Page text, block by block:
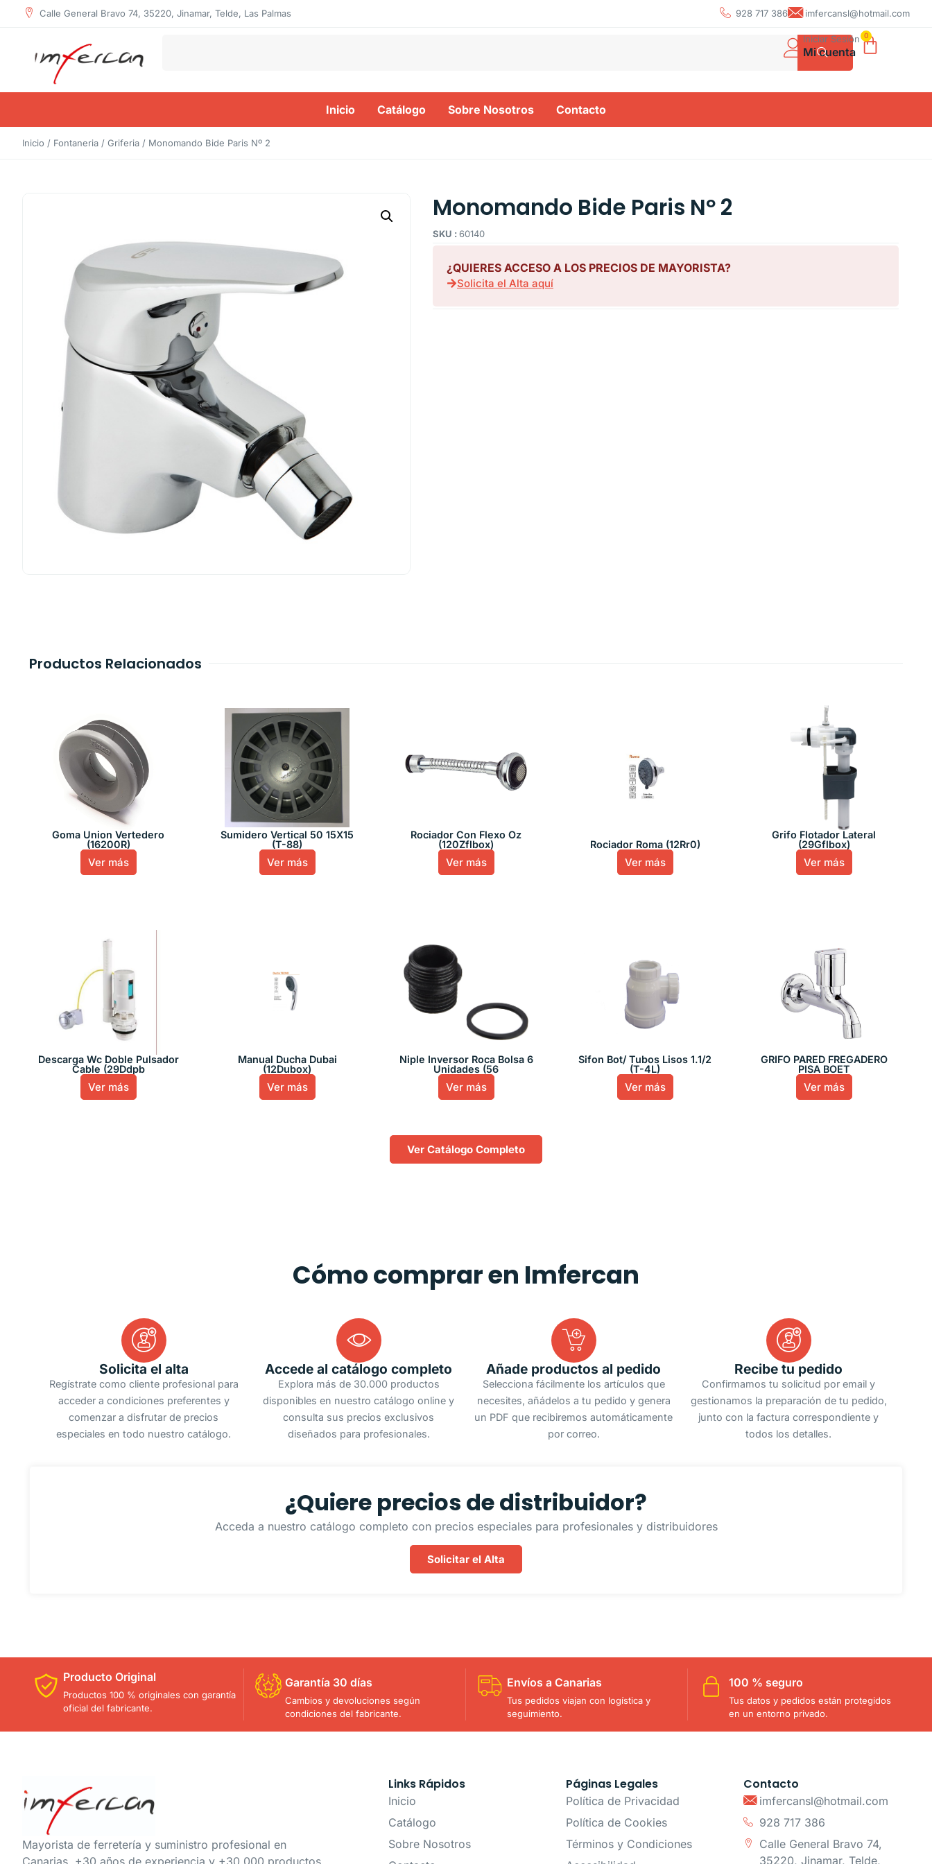
Calle General Bravo 74, 35220, Jinamar, Telde, Las Palmas 928 717 386 imfercansl@hotmail.com
Iniciar Sesión
Mi cuenta
0
Inicio Catálogo Sobre Nosotros Contacto
Inicio / Fontaneria / Griferia / Monomando Bide Paris Nº 2
Monomando Bide Paris Nº 2
SKU : 60140
¿QUIERES ACCESO A LOS PRECIOS DE MAYORISTA?
Solicita el Alta aquí
Productos Relacionados
Goma Union Vertedero
(16200R)
Ver más
Sumidero Vertical 50 15X15
(T-88)
Ver más
Rociador Con Flexo Oz
(120Zflbox)
Ver más
Rociador Roma (12Rr0)
Ver más
Grifo Flotador Lateral
(29Gflbox)
Ver más
Descarga Wc Doble Pulsador
Cable (29Ddpb
Ver más
Manual Ducha Dubai
(12Dubox)
Ver más
Niple Inversor Roca Bolsa 6
Unidades (56
Ver más
Sifon Bot/ Tubos Lisos 1.1/2
(T-4L)
Ver más
GRIFO PARED FREGADERO
PISA BOET
Ver más
Ver Catálogo Completo
Cómo comprar en Imfercan
Solicita el alta
Regístrate como cliente profesional para
acceder a condiciones preferentes y
comenzar a disfrutar de precios
especiales en todo nuestro catálogo.
Accede al catálogo completo
Explora más de 30.000 productos
disponibles en nuestro catálogo online y
consulta sus precios exclusivos
diseñados para profesionales.
Añade productos al pedido
Selecciona fácilmente los artículos que
necesites, añádelos a tu pedido y genera
un PDF que recibiremos automáticamente
por correo.
Recibe tu pedido
Confirmamos tu solicitud por email y
gestionamos la preparación de tu pedido,
junto con la factura correspondiente y
todos los detalles.
¿Quiere precios de distribuidor?
Acceda a nuestro catálogo completo con precios especiales para profesionales y distribuidores
Solicitar el Alta
Producto Original
Productos 100 % originales con garantía
oficial del fabricante.
Garantía 30 días
Cambios y devoluciones según
condiciones del fabricante.
Envíos a Canarias
Tus pedidos viajan con logística y
seguimiento.
100 % seguro
Tus datos y pedidos están protegidos
en un entorno privado.
Mayorista de ferretería y suministro profesional en
Canarias. +30 años de experiencia y +30.000 productos
Links Rápidos
Inicio
Catálogo
Sobre Nosotros
Páginas Legales
Política de Privacidad
Política de Cookies
Términos y Condiciones
Contacto
imfercansl@hotmail.com
928 717 386
Calle General Bravo 74,
35220, Jinamar, Telde,